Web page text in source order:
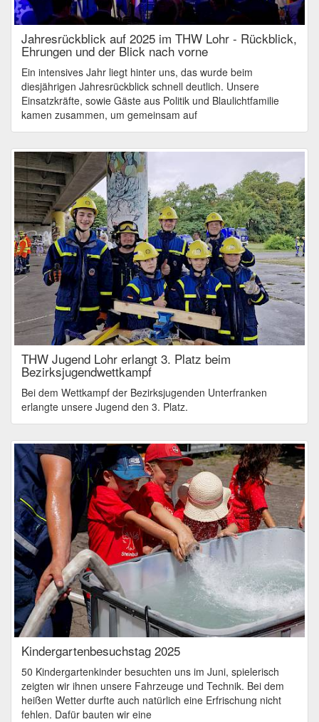
Jahresrückblick auf 2025 im THW Lohr - Rückblick,
Ehrungen und der Blick nach vorne
Ein intensives Jahr liegt hinter uns, das wurde beim
diesjährigen Jahresrückblick schnell deutlich. Unsere
Einsatzkräfte, sowie Gäste aus Politik und Blaulichtfamilie
kamen zusammen, um gemeinsam auf
THW Jugend Lohr erlangt 3. Platz beim
Bezirksjugendwettkampf
Bei dem Wettkampf der Bezirksjugenden Unterfranken
erlangte unsere Jugend den 3. Platz.
Kindergartenbesuchstag 2025
50 Kindergartenkinder besuchten uns im Juni, spielerisch
zeigten wir ihnen unsere Fahrzeuge und Technik. Bei dem
heißen Wetter durfte auch natürlich eine Erfrischung nicht
fehlen. Dafür bauten wir eine